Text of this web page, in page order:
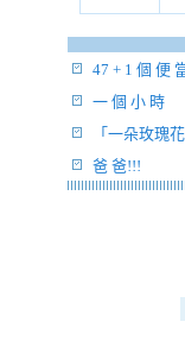
47 + 1 個 便
一 個 小 時
「一朵玫瑰花
爸 爸!!!